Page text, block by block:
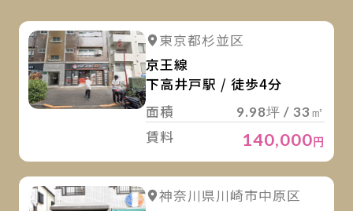
詳細を見る
東京都杉並区
京王線
下高井戸駅 / 徒歩4分
面積
9.98坪 / 33㎡
賃料 140,000円
詳細を見る 詳細を見る
神奈川県川崎市中原区